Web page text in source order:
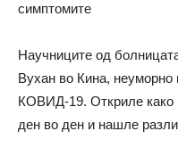
симптомите
Научниците од
Вухан во Кина, неуморно
КОВИД-19. Откриле како
ден во ден и нашле